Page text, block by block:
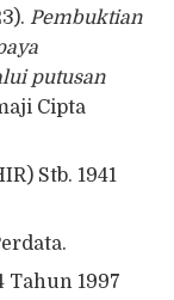
Pembuktian
putusan
Cipta
Stb. 1941
Tahun 1997